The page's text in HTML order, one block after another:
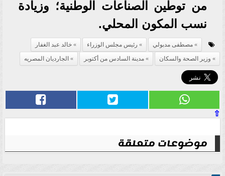
من توطين الصناعات الوطنية؛ وزيادة
نسب المكون المحلي.
مصطفى مدبولي رئيس مجلس الوزراء
خالد عبد الغفار
وزير الصحة والسكان
مدينة السادس من أكتوبر الجارديان المصريه
⇧
موضوعات متعلقة